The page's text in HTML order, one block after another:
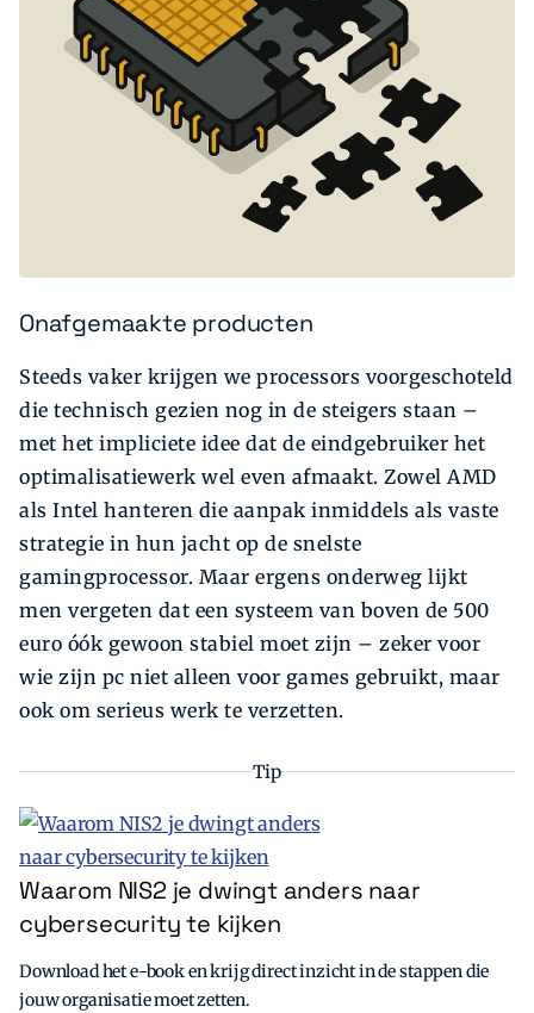
Onafgemaakte producten
Steeds vaker krijgen we processors voorgeschoteld
die technisch gezien nog in de steigers staan –
met het impliciete idee dat de eindgebruiker het
optimalisatiewerk wel even afmaakt. Zowel AMD
als Intel hanteren die aanpak inmiddels als vaste
strategie in hun jacht op de snelste
gamingprocessor. Maar ergens onderweg lijkt
men vergeten dat een systeem van boven de 500
euro óók gewoon stabiel moet zijn – zeker voor
wie zijn pc niet alleen voor games gebruikt, maar
ook om serieus werk te verzetten.
Tip
Waarom NIS2 je dwingt anders naar
cybersecurity te kijken
Download het e-book en krijg direct inzicht in de stappen die
jouw organisatie moet zetten.